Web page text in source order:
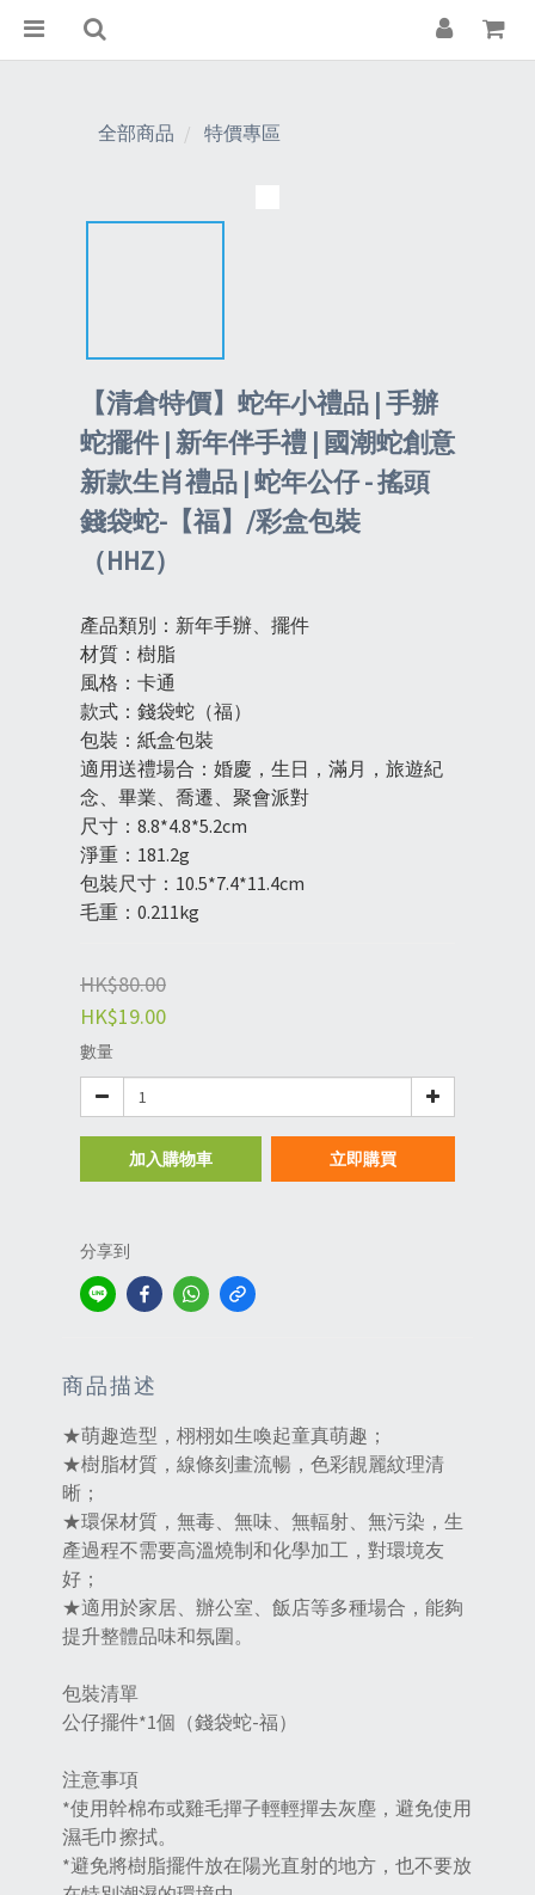
全部商品 特價專區
【清倉特價】蛇年小禮品 | 手辦
蛇擺件 | 新年伴手禮 | 國潮蛇創意
新款生肖禮品 | 蛇年公仔 - 搖頭
錢袋蛇-【福】/彩盒包裝
（HHZ）
產品類別：新年手辦、擺件
材質：樹脂
風格：卡通
款式：錢袋蛇（福）
包裝：紙盒包裝
適用送禮場合：婚慶，生日，滿月，旅遊紀
念、畢業、喬遷、聚會派對
尺寸：8.8*4.8*5.2cm
淨重：181.2g
包裝尺寸：10.5*7.4*11.4cm
毛重：0.211kg
HK$80.00
HK$19.00
數量
加入購物車 立即購買
分享到
商品描述
★萌趣造型，栩栩如生喚起童真萌趣；
★樹脂材質，線條刻畫流暢，色彩靚麗紋理清
晰；
★環保材質，無毒、無味、無輻射、無污染，生
產過程不需要高溫燒制和化學加工，對環境友
好‌；
★適用於家居、辦公室、飯店等多種場合，能夠
提升整體品味和氛圍‌。
包裝清單
公仔擺件*1個（錢袋蛇-福）
注意事項
*使用幹棉布或雞毛撣子輕輕撣去灰塵，避免使用
濕毛巾擦拭。
*避免將樹脂擺件放在陽光直射的地方，也不要放